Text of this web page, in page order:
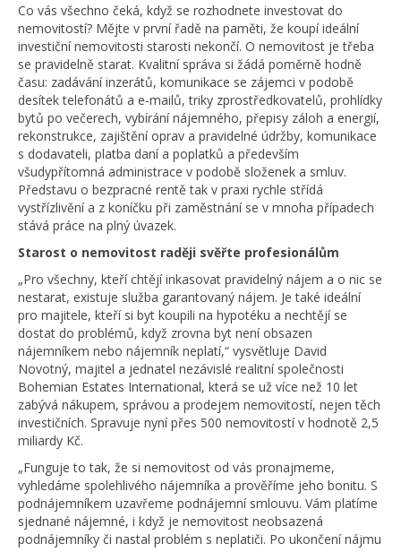
Co vás všechno čeká, když se rozhodnete investovat do
nemovitostí? Mějte v první řadě na paměti, že koupí ideální
investiční nemovitosti starosti nekončí. O nemovitost je třeba
se pravidelně starat. Kvalitní správa si žádá poměrně hodně
času: zadávání inzerátů, komunikace se zájemci v podobě
desítek telefonátů a e-mailů, triky zprostředkovatelů, prohlídky
bytů po večerech, vybírání nájemného, přepisy záloh a energií,
rekonstrukce, zajištění oprav a pravidelné údržby, komunikace
s dodavateli, platba daní a poplatků a především
všudypřítomná administrace v podobě složenek a smluv.
Představu o bezpracné rentě tak v praxi rychle střídá
vystřízlivění a z koníčku při zaměstnání se v mnoha případech
stává práce na plný úvazek.
Starost o nemovitost raději svěřte profesionálům
„Pro všechny, kteří chtějí inkasovat pravidelný nájem a o nic se
nestarat, existuje služba garantovaný nájem. Je také ideální
pro majitele, kteří si byt koupili na hypotéku a nechtějí se
dostat do problémů, když zrovna byt není obsazen
nájemníkem nebo nájemník neplatí,“ vysvětluje David
Novotný, majitel a jednatel nezávislé realitní společnosti
Bohemian Estates International, která se už více než 10 let
zabývá nákupem, správou a prodejem nemovitostí, nejen těch
investičních. Spravuje nyní přes 500 nemovitostí v hodnotě 2,5
miliardy Kč.
„Funguje to tak, že si nemovitost od vás pronajmeme,
vyhledáme spolehlivého nájemníka a prověříme jeho bonitu. S
podnájemníkem uzavřeme podnájemní smlouvu. Vám platíme
sjednané nájemné, i když je nemovitost neobsazená
podnájemníky či nastal problém s neplatiči. Po ukončení nájmu